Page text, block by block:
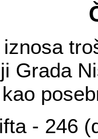
Grada
- 246